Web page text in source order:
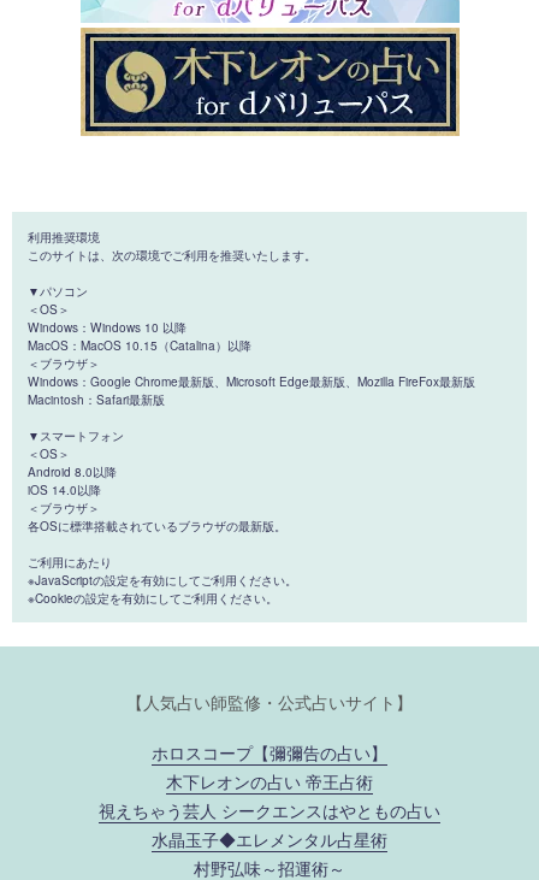
利用推奨環境
このサイトは、次の環境でご利用を推奨いたします。
▼パソコン
＜OS＞
Windows：Windows 10 以降
MacOS：MacOS 10.15（Catalina）以降
＜ブラウザ＞
Windows：Google Chrome最新版、Microsoft Edge最新版、Mozilla FireFox最新版
Macintosh：Safari最新版
▼スマートフォン
＜OS＞
Android 8.0以降
iOS 14.0以降
＜ブラウザ＞
各OSに標準搭載されているブラウザの最新版。
ご利用にあたり
※JavaScriptの設定を有効にしてご利用ください。
※Cookieの設定を有効にしてご利用ください。
【人気占い師監修・公式占いサイト】
ホロスコープ【彌彌告の占い】
木下レオンの占い 帝王占術
視えちゃう芸人 シークエンスはやともの占い
水晶玉子◆エレメンタル占星術
村野弘味～招運術～